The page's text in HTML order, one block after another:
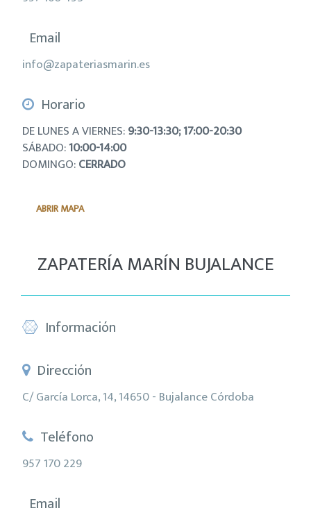
Email
info@zapateriasmarin.es
Horario
DE LUNES A VIERNES:9:30-13:30; 17:00-20:30
SÁBADO:10:00-14:00
DOMINGO:CERRADO
ABRIR MAPA
ZAPATERÍA MARÍN BUJALANCE
Información
Dirección
C/ García Lorca, 14, 14650 - Bujalance Córdoba
Teléfono
957 170 229
Email